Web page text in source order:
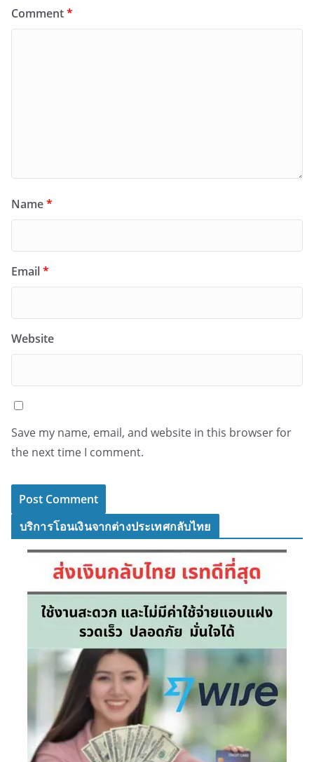
Comment*
Name*
Email*
Website
Save my name, email, and website in this browser for
the next time I comment.
บริการโอนเงินจากต่างประเทศกลับไทย